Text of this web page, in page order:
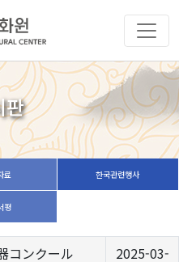
판
료 한국관련행사
평
コンクール
2025-03-